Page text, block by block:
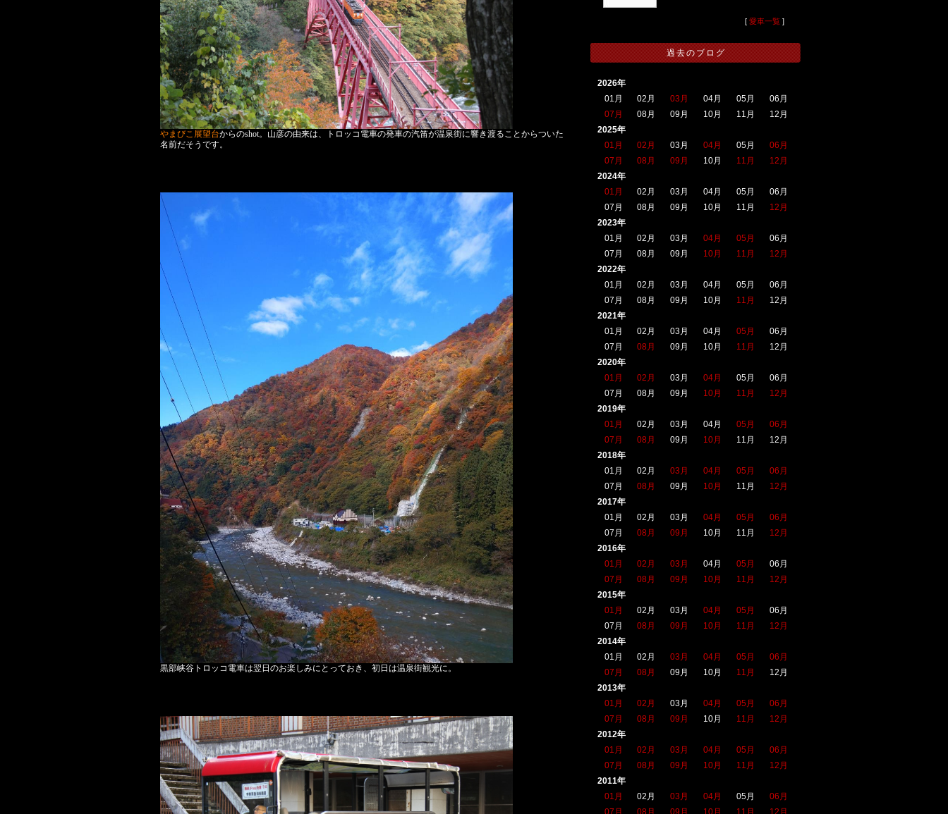
やまびこ展望台からのshot。山彦の由来は、トロッコ電車の発車の汽笛が温泉街に響き渡ることからついた
名前だそうです。
黒部峡谷トロッコ電車は翌日のお楽しみにとっておき、初日は温泉街観光に。
[ 愛車一覧 ]
過去のブログ
2026年
01月
02月 03月 04月 05月
06月
07月
08月 09月 10月 11月
12月
2025年
01月
02月 03月 04月 05月
06月
07月
08月 09月 10月 11月
12月
2024年
01月
02月 03月 04月 05月
06月
07月
08月 09月 10月 11月
12月
2023年
01月
02月 03月 04月 05月
06月
07月
08月 09月 10月 11月
12月
2022年
01月
02月 03月 04月 05月
06月
07月
08月 09月 10月 11月
12月
2021年
01月
02月 03月 04月 05月
06月
07月
08月 09月 10月 11月
12月
2020年
01月
02月 03月 04月 05月
06月
07月
08月 09月 10月 11月
12月
2019年
01月
02月 03月 04月 05月
06月
07月
08月 09月 10月 11月
12月
2018年
01月
02月 03月 04月 05月
06月
07月
08月 09月 10月 11月
12月
2017年
01月
02月 03月 04月 05月
06月
07月
08月 09月 10月 11月
12月
2016年
01月
02月 03月 04月 05月
06月
07月
08月 09月 10月 11月
12月
2015年
01月
02月 03月 04月 05月
06月
07月
08月 09月 10月 11月
12月
2014年
01月
02月 03月 04月 05月
06月
07月
08月 09月 10月 11月
12月
2013年
01月
02月 03月 04月 05月
06月
07月
08月 09月 10月 11月
12月
2012年
01月
02月 03月 04月 05月
06月
07月
08月 09月 10月 11月
12月
2011年
01月
02月 03月 04月 05月
06月